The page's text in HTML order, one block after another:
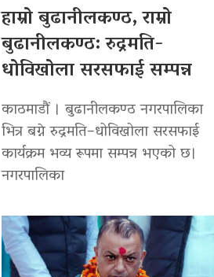
हाम्रो बुढानीलकण्ठ, राम्रो
बुढानीलकण्ठ: रुद्रमति-
धोविखोला सरसफाई सम्पन्न
काठमाडौं । बुढानीलकण्ठ नगरपालिका
भित्र बग्ने रुद्रमति–धोविखोला सरसफाई
कार्यक्रम भव्य रूपमा सम्पन्न भएको छ।
नगरपालिका